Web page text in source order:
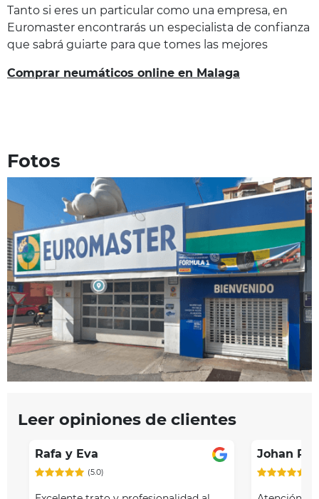
Tanto si eres un particular como una empresa, en
Euromaster encontrarás un especialista de confianza
que sabrá guiarte para que tomes las mejores
Comprar neumáticos online en Malaga
Fotos
Leer opiniones de clientes
Rafa y Eva
(5.0)
Johan PL